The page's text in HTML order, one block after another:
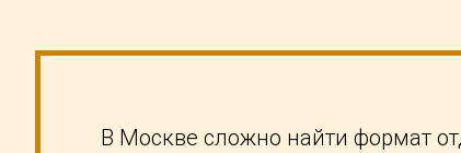
В Москве сложно найти формат